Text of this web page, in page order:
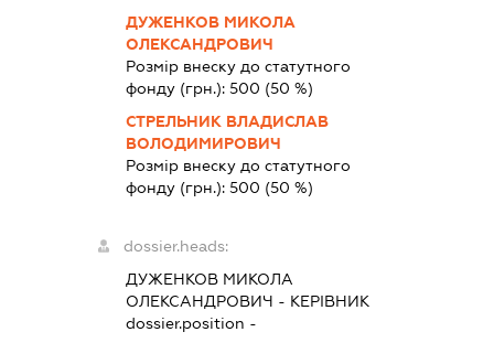
ДУЖЕНКОВ МИКОЛА
ОЛЕКСАНДРОВИЧ
Розмір внеску до статутного
фонду (грн.): 500 (50 %)
СТРЕЛЬНИК ВЛАДИСЛАВ
ВОЛОДИМИРОВИЧ
Розмір внеску до статутного
фонду (грн.): 500 (50 %)
dossier.heads:
ДУЖЕНКОВ МИКОЛА
ОЛЕКСАНДРОВИЧ - КЕРІВНИК
dossier.position -